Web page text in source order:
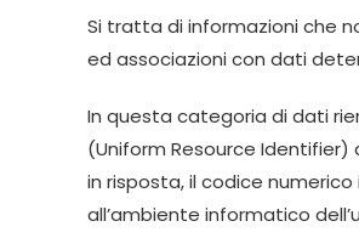
Si tratta di informazioni che
ed associazioni con dati
In questa categoria di dati
(Uniform Resource
in risposta, il codice
all’ambiente informatico